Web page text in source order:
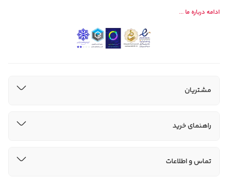
ادامه درباره ما ...
مشتریان
راهنمای خرید
تماس و اطلاعات